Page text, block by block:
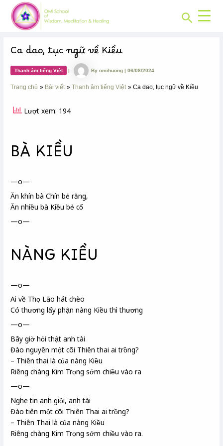
content
Search
Ca dao, tục ngữ về Kiều
Thanh âm tiếng Việt | Byomihuong|06/08/2024
Trang chủ Bài viết Thanh âm tiếng Việt Ca dao, tục ngữ về Kiều
Lượt xem: 194
BÀ KIỀU
—o—
Ăn khín bà Chín bẻ răng,
Ăn nhiều bà Kiều bẻ cổ
—o—
NÀNG KIỀU
—o—
Ai về Thọ Lão hát chèo
Có thương lấy phận nàng Kiều thì thương
—o—
Bây giờ hỏi thật anh tài
Đào nguyên một cõi Thiên thai ai trồng?
– Thiên thai là của nàng Kiều
Riêng chàng Kim Trọng sớm chiều vào ra
—o—
Nghe tin anh giỏi, anh tài
Đào tiên một cõi Thiên Thai ai trồng?
– Thiên Thai là của nàng Kiều
Riêng chàng Kim Trọng sớm chiều vào ra.
Post
navigation
CHUYÊN
MỤC: